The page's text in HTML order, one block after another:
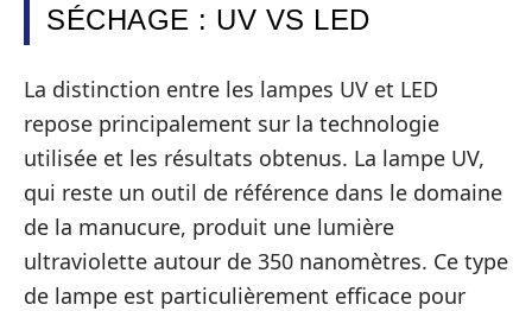
SÉCHAGE : UV VS LED
La distinction entre les lampes UV et LED
repose principalement sur la technologie
utilisée et les résultats obtenus. La lampe UV,
qui reste un outil de référence dans le domaine
de la manucure, produit une lumière
ultraviolette autour de 350 nanomètres. Ce type
de lampe est particulièrement efficace pour